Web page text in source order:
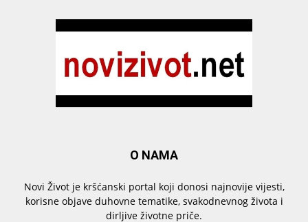
O NAMA
Novi Život je kršćanski portal koji donosi najnovije vijesti,
korisne objave duhovne tematike, svakodnevnog života i
dirljive životne priče.